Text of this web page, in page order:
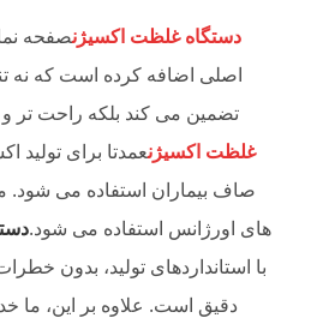
دستگاه غلظت اکسیژنصفحه
اصلی اضافه کرده است که نه
تضمین می کند بلکه راحت تر و
غلظت اکسیژنعمدتا برای تولید
صاف بیماران استفاده می
های اورژانس استفاده می شود.
با استانداردهای تولید، بدون
دقیق است. علاوه بر این،